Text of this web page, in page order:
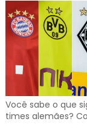
Você sabe o que
times alemães?